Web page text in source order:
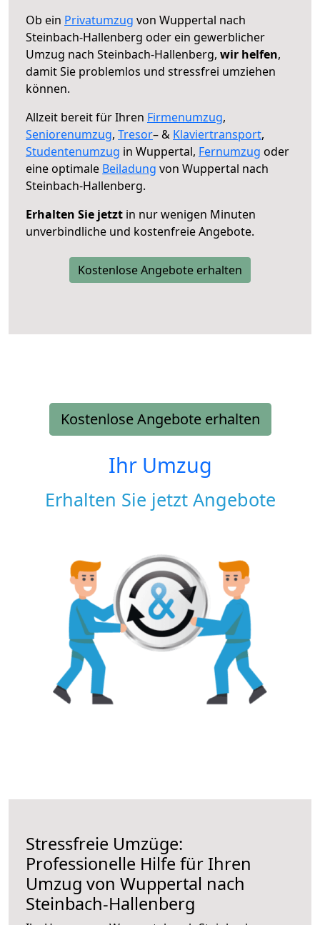
Ob ein Privatumzug von Wuppertal nach
Steinbach-Hallenberg oder ein gewerblicher
Umzug nach Steinbach-Hallenberg, wir helfen,
damit Sie problemlos und stressfrei umziehen
können.
Allzeit bereit für Ihren Firmenumzug,
Seniorenumzug, Tresor– & Klaviertransport,
Studentenumzug in Wuppertal, Fernumzug oder
eine optimale Beiladung von Wuppertal nach
Steinbach-Hallenberg.
Erhalten Sie jetzt in nur wenigen Minuten
unverbindliche und kostenfreie Angebote.
Kostenlose Angebote erhalten
Kostenlose Angebote erhalten
Ihr Umzug
Erhalten Sie jetzt Angebote
Stressfreie Umzüge:
Professionelle Hilfe für Ihren
Umzug von Wuppertal nach
Steinbach-Hallenberg